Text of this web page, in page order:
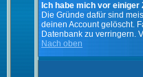
Ich habe mich vor
Die Gründe dafür sind
deinen Account gelöscht.
Datenbank zu verringern.
Nach oben